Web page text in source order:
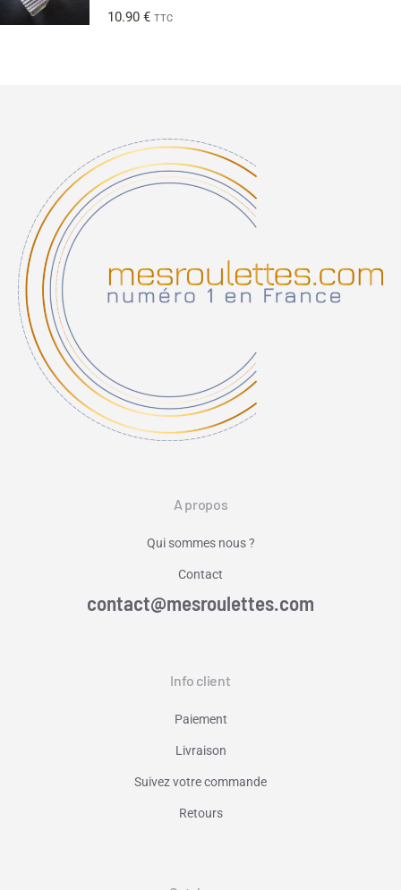
10.90 € TTC
A propos
Qui sommes nous ?
Contact
contact@mesroulettes.com
Info client
Paiement
Livraison
Suivez votre commande
Retours